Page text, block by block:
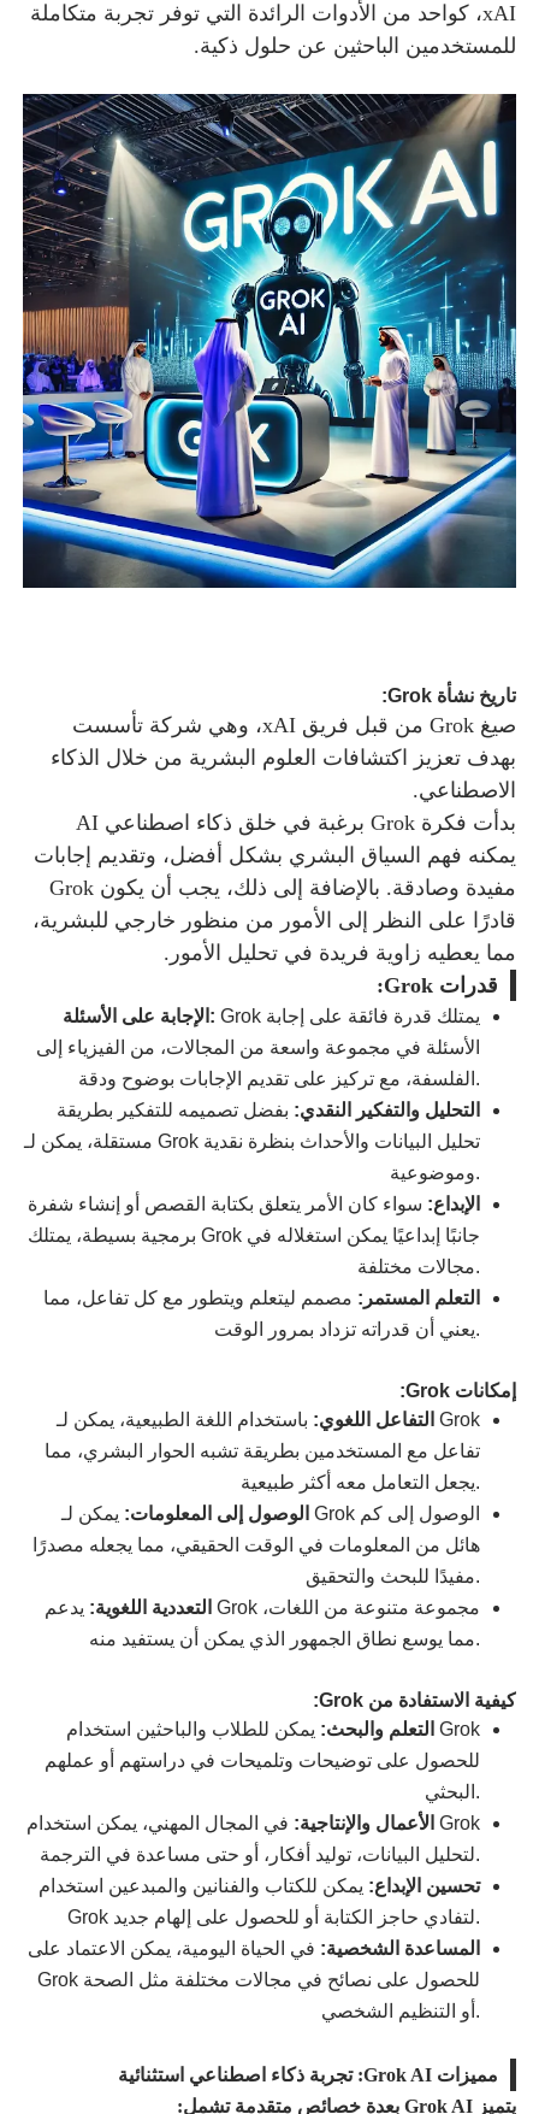
أسرة
مجتمع بوست
11 يوليو 2026
مصيدة الشاشات.. لما التكنولوجيا تسحب
عمرنا | الإدمان الالكتروني
أسرة
مجتمع بوست
مصيدة
عمرنا | الإدمان
xAI، كواحد من الأدوات الرائدة التي توفر تجربة متكاملة
للمستخدمين الباحثين عن حلول ذكية.
تاريخ نشأة Grok:
صيغ Grok من قبل فريق xAI، وهي شركة تأسست
بهدف تعزيز اكتشافات العلوم البشرية من خلال الذكاء
الاصطناعي.
بدأت فكرة Grok برغبة في خلق ذكاء اصطناعي AI
يمكنه فهم السياق البشري بشكل أفضل، وتقديم إجابات
مفيدة وصادقة. بالإضافة إلى ذلك، يجب أن يكون Grok
قادرًا على النظر إلى الأمور من منظور خارجي للبشرية،
مما يعطيه زاوية فريدة في تحليل الأمور.
قدرات Grok:
الإجابة على الأسئلة: Grok يمتلك قدرة فائقة على إجابة
الأسئلة في مجموعة واسعة من المجالات، من الفيزياء إلى
الفلسفة، مع تركيز على تقديم الإجابات بوضوح ودقة.
التحليل والتفكير النقدي: بفضل تصميمه للتفكير بطريقة
مستقلة، يمكن لـ Grok تحليل البيانات والأحداث بنظرة نقدية
وموضوعية.
الإبداع: سواء كان الأمر يتعلق بكتابة القصص أو إنشاء شفرة
برمجية بسيطة، يمتلك Grok جانبًا إبداعيًا يمكن استغلاله في
مجالات مختلفة.
التعلم المستمر: مصمم ليتعلم ويتطور مع كل تفاعل، مما
يعني أن قدراته تزداد بمرور الوقت.
إمكانات Grok:
التفاعل اللغوي: باستخدام اللغة الطبيعية، يمكن لـ Grok
تفاعل مع المستخدمين بطريقة تشبه الحوار البشري، مما
يجعل التعامل معه أكثر طبيعية.
الوصول إلى المعلومات: يمكن لـ Grok الوصول إلى كم
هائل من المعلومات في الوقت الحقيقي، مما يجعله مصدرًا
مفيدًا للبحث والتحقيق.
التعددية اللغوية: يدعم Grok مجموعة متنوعة من اللغات،
مما يوسع نطاق الجمهور الذي يمكن أن يستفيد منه.
كيفية الاستفادة من Grok:
التعلم والبحث: يمكن للطلاب والباحثين استخدام Grok
للحصول على توضيحات وتلميحات في دراستهم أو عملهم
البحثي.
الأعمال والإنتاجية: في المجال المهني، يمكن استخدام Grok
لتحليل البيانات، توليد أفكار، أو حتى مساعدة في الترجمة.
تحسين الإبداع: يمكن للكتاب والفنانين والمبدعين استخدام
Grok لتفادي حاجز الكتابة أو للحصول على إلهام جديد.
المساعدة الشخصية: في الحياة اليومية، يمكن الاعتماد على
Grok للحصول على نصائح في مجالات مختلفة مثل الصحة
أو التنظيم الشخصي.
مميزات Grok AI: تجربة ذكاء اصطناعي استثنائية
يتميز Grok AI بعدة خصائص متقدمة تشمل: